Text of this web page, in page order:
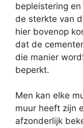
bepleistering
de sterkte van
hier bovenop
dat de
die manier
beperkt.
Men kan elke
muur heeft zijn
afzonderlijk